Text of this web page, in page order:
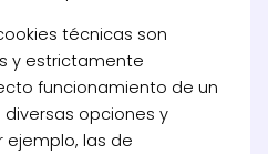
técnicas son
y estrictamente
funcionamiento de un
diversas opciones y
ejemplo, las de